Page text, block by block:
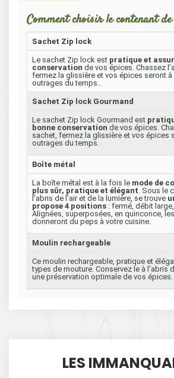
Comment choisir le contenant de
Sachet Zip lock
Le sachet Zip lock est pratique et
conservation de vos épices. Chassez
fermez la glissière et vos épices seront à
outrages du temps..
Sachet Zip lock Gourmand
Le sachet Zip lock Gourmand est
bonne conservation de vos épices.
sachet, fermez la glissière et vos épices
outrages du temps.
Boîte métal
La boîte métal est à la fois le mode de
plus sûr, pratique et élégant . Sous le
l’abris de l’air et de la lumière, se trouve
propose 4 positions : fermé, débit
Alignées, superposées, en quinconce,
donneront du peps à votre cuisine.
Moulin rechargeable
Ce moulin rechargeable, pratique et
types de mouture. Conservez le à l’abris
une préservation optimale de vos épices.
LES